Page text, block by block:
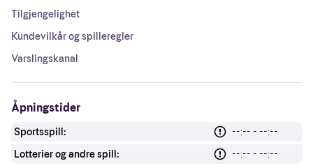
Tilgjengelighet
Kundevilkår og spilleregler
Varslingskanal
Åpningstider
Sportsspill:
--:-- - --:--
Lotterier og andre spill:
--:-- - --:--